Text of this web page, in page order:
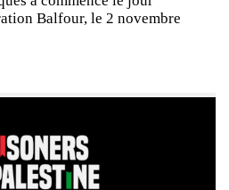
Balfour, le 2 novembre